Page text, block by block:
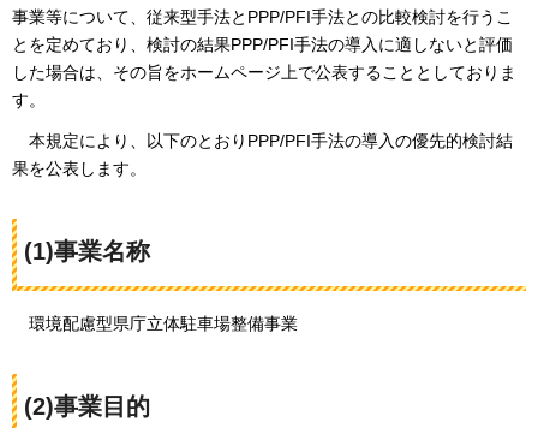
事業等について、従来型手法とPPP/PFI手法との比較検討を行うこ
とを定めており、検討の結果PPP/PFI手法の導入に適しないと評価
した場合は、その旨をホームページ上で公表することとしておりま
す。
本規定により、以下のとおりPPP/PFI手法の導入の優先的検討結
果を公表します。
(1)事業名称
環境配慮型県庁立体駐車場整備事業
(2)事業目的